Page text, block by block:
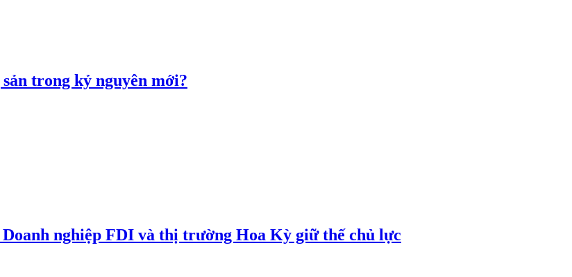
trong kỷ nguyên mới?
nghiệp FDI và thị trường Hoa Kỳ giữ thế chủ lực